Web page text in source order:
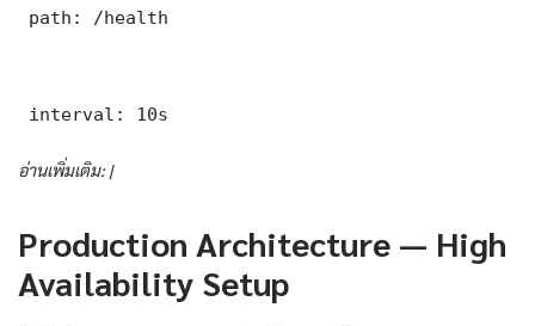
path: /health
interval: 10s
อ่านเพิ่มเติม: |
Production Architecture — High
Availability Setup